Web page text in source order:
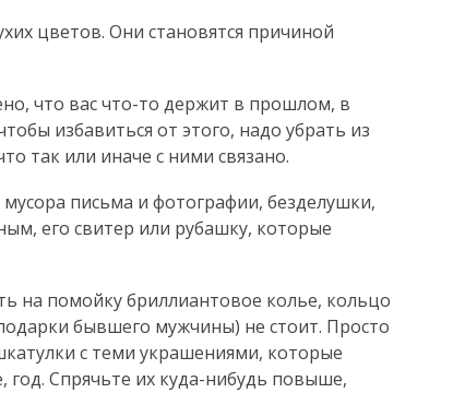
цветов. Они становятся причиной
что вас что-то держит в прошлом, в
избавиться от этого, надо убрать из
так или иначе с ними связано.
письма и фотографии, безделушки,
его свитер или рубашку, которые
на помойку бриллиантовое колье, кольцо
бывшего мужчины) не стоит. Просто
с теми украшениями, которые
год. Спрячьте их куда-нибудь повыше,